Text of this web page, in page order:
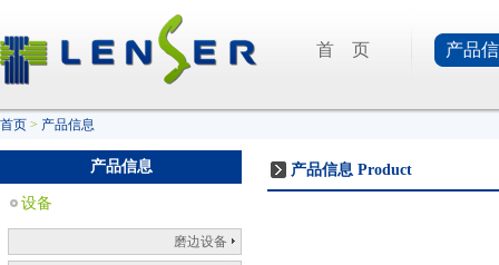
首 页 产品
首页 > 产品信息
产品信息
设备
磨边设备
产品信息 Product